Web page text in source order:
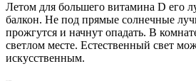
Летом для большего витамина D его
балкон. Не под прямые солнечные
прожгутся и начнут опадать. В
светлом месте. Естественный свет
искусственным.